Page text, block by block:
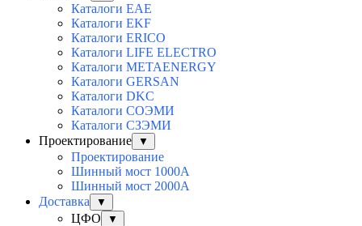
Каталоги EAE
Каталоги EKF
Каталоги ERICO
Каталоги LIFE ELECTRO
Каталоги METAENERGY
Каталоги GERSAN
Каталоги DKC
Каталоги СОЭМИ
Каталоги СЗЭМИ
Проектирование
▼
Проектирование
Шинный мост 1000А
Шинный мост 2000А
Доставка
▼
ЦФО ▼